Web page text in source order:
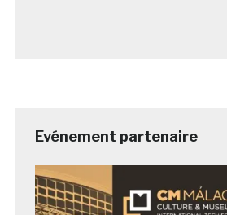
Evénement partenaire